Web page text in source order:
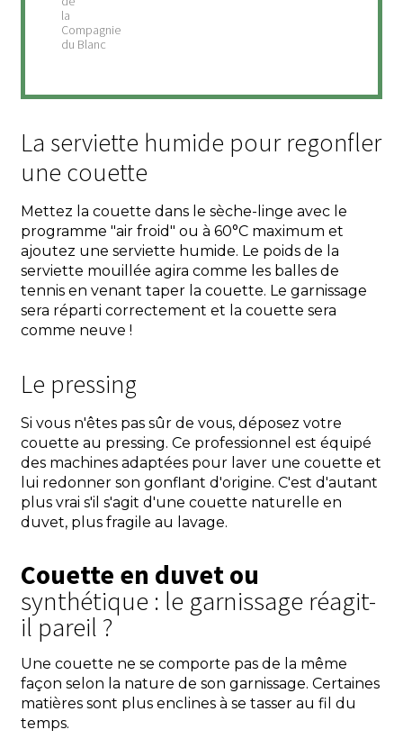
La serviette humide pour regonfler
une couette
Mettez la couette dans le sèche-linge avec le
programme "air froid" ou à 60°C maximum et
ajoutez une serviette humide. Le poids de la
serviette mouillée agira comme les balles de
tennis en venant taper la couette. Le garnissage
sera réparti correctement et la couette sera
comme neuve !
Le pressing
Si vous n'êtes pas sûr de vous, déposez votre
couette au pressing. Ce professionnel est équipé
des machines adaptées pour laver une couette et
lui redonner son gonflant d'origine. C'est d'autant
plus vrai s'il s'agit d'une couette naturelle en
duvet, plus fragile au lavage.
Couette en duvet ou
synthétique : le garnissage réagit-
il pareil ?
Une couette ne se comporte pas de la même
façon selon la nature de son garnissage. Certaines
matières sont plus enclines à se tasser au fil du
temps.